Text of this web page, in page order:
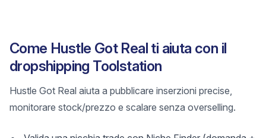
Come Hustle Got Real ti aiuta con il
dropshipping Toolstation
Hustle Got Real aiuta a pubblicare inserzioni precise,
monitorare stock/prezzo e scalare senza overselling.